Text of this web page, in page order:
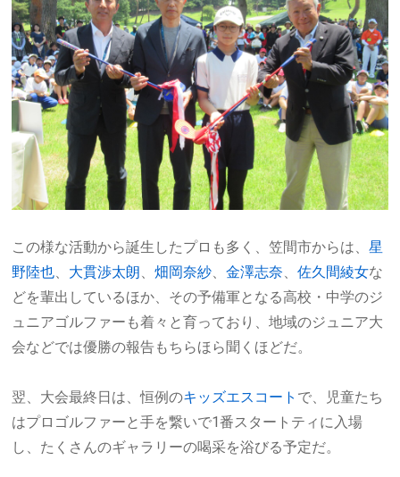
この様な活動から誕生したプロも多く、笠間市からは、星
野陸也、 大貫渉太朗、畑岡奈紗、金澤志奈、佐久間綾女な
どを輩出しているほか、その予備軍となる高校・中学のジ
ュニアゴルファーも着々と育っており、地域のジュニア大
会などでは優勝の報告もちらほら聞くほどだ。
翌、大会最終日は、恒例のキッズエスコート で、児童たち
はプロゴルファーと手を繋いで1番スタートティに入場
し、たくさんのギャラリーの喝采を浴びる予定だ。